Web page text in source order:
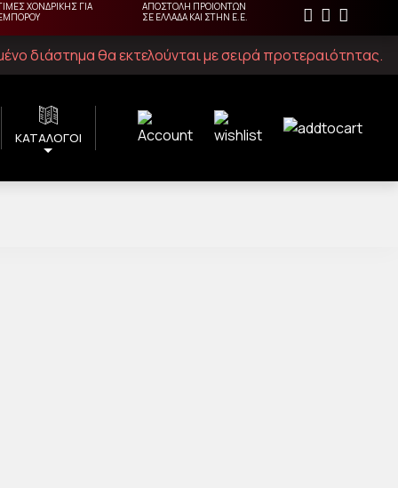
ΧΟΝΔΡΙΚΗΣ ΓΙΑ
ΑΠΟΣΤΟΛΗ ΠΡΟΙΟΝΤΩΝ
ΣΕ ΕΛΛΑΔΑ ΚΑΙ ΣΤΗΝ Ε.Ε.
διάστημα θα εκτελούνται με σειρά προτεραιότητας.
ΚΑΤΑΛΟΓΟΙ